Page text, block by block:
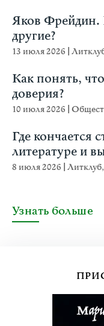
Яков
другие?
13 июля 2026
Как понять,
доверия?
10 июля 2026
Где кончается
литературе и
8 июля 2026 Литклуб,
Узнать больше